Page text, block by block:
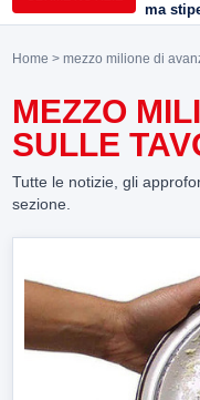
ma
più
Home > mezzo milione di
MEZZO
SULLE
Tutte le notizie, gli
sezione.